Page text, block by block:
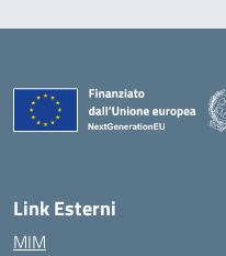
Link Esterni
MIM